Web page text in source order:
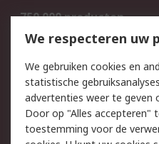
750.000 producten
Bestellen
Track & Trace
Wettelijk
Cookiebeleid
We respecteren uw
We gebruiken cookies en
statistische
advertenties weer te geven
Door op "Alles accepteren"
toestemming voor de